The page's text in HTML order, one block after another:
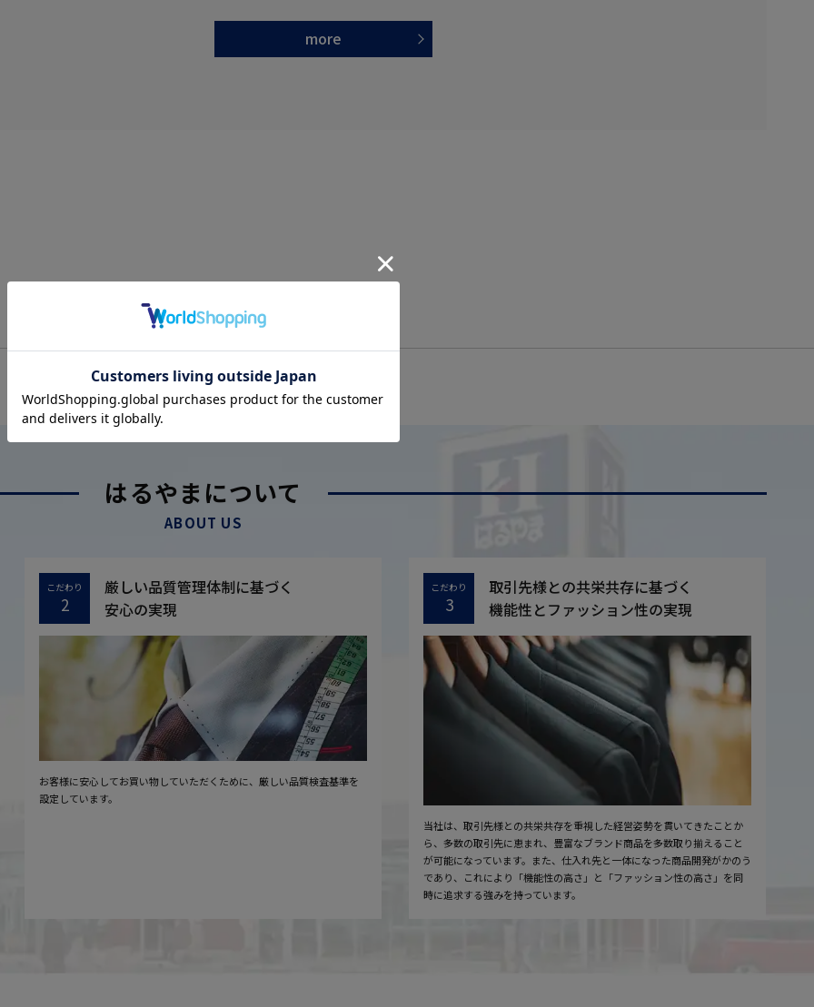
more
OFFICIAL SNS
はるやまについて
ABOUT US
こだわり
2
厳しい品質管理体制に基づく
安心の実現
お客様に安心してお買い物していただくために、厳しい品質検査基準を
設定しています。
こだわり
3
取引先様との共栄共存に基づく
機能性とファッション性の実現
当社は、取引先様との共栄共存を重視した経営姿勢を貫いてきたことか
ら、多数の取引先に恵まれ、豊富なブランド商品を多数取り揃えること
が可能になっています。また、仕入れ先と一体になった商品開発がかのう
であり、これにより「機能性の高さ」と「ファッション性の高さ」を同
時に追求する強みを持っています。